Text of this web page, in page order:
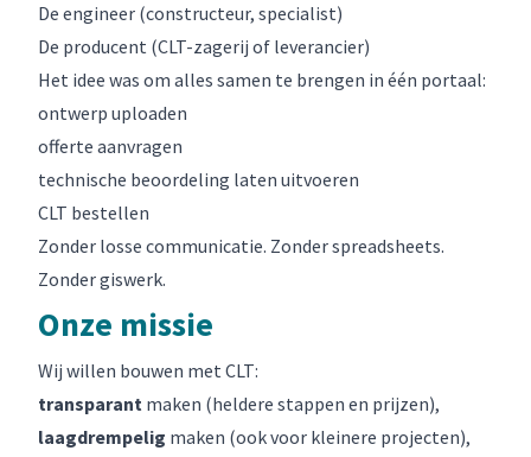
De engineer (constructeur, specialist)
De producent (CLT-zagerij of leverancier)
Het idee was om alles samen te brengen in één portaal:
ontwerp uploaden
offerte aanvragen
technische beoordeling laten uitvoeren
CLT bestellen
Zonder losse communicatie. Zonder spreadsheets.
Zonder giswerk.
Onze missie
Wij willen bouwen met CLT:
transparant maken (heldere stappen en prijzen),
laagdrempelig maken (ook voor kleinere projecten),